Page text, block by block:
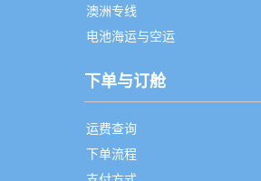
澳洲专线
电池海运与空运
下单与订舱
运费查询
下单流程